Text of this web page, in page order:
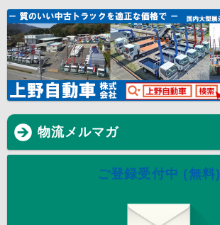
物流メルマガ
ご登録受付中 (無料)